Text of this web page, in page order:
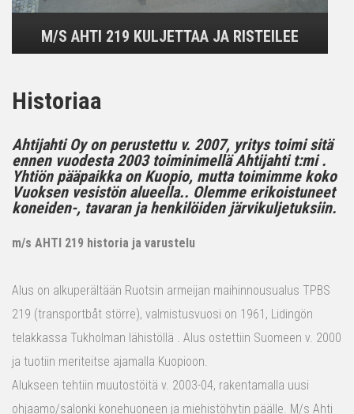
M/S AHTI 219 KULJETTAA JA RISTEILEE
Historiaa
Ahtijahti Oy on perustettu v. 2007, yritys toimi sitä
ennen vuodesta 2003 toiminimellä Ahtijahti t:mi .
Yhtiön pääpaikka on Kuopio, mutta toimimme koko
Vuoksen vesistön alueella.. Olemme erikoistuneet
koneiden-, tavaran ja henkilöiden järvikuljetuksiin.
m/s AHTI 219 historia ja varustelu
Alus on alkuperältään Ruotsin armeijan maihinnousualus TPBS
219 (transportbåt större), valmistusvuosi on 1961, Lidingön
telakkassa Tukholman lähistöllä . Alus ostettiin Suomeen v. 2000
ja tuotiin meriteitse ajamalla Kuopioon.
Alukseen tehtiin muutostöitä v. 2003-04, rakentamalla uusi
ohjaamo/salonki konehuoneen ja miehistöhytin päälle. M/s Ahti